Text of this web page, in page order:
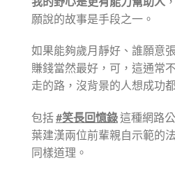
願說的故事是手段之一。
如果能夠歲月靜好、誰願意
賺錢當然最好，可，這通常
走的路，沒背景的人想成功
包括#笑長回憶錄這種網路
葉建漢兩位前輩親自示範的
同樣道理。